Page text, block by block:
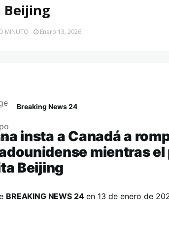
Beijing
MINUTO Enero 13, 2026
Breaking News 24
insta a Canadá a
mientras
Beijing
BREAKING NEWS 24en 13 de enero de